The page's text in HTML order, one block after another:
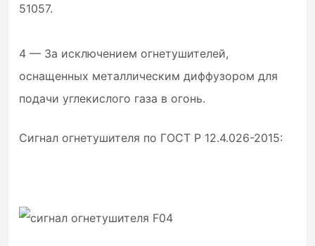
51057.
4 — За исключением огнетушителей,
оснащенных металлическим диффузором для
подачи углекислого газа в огонь.
Сигнал огнетушителя по ГОСТ Р 12.4.026-2015: